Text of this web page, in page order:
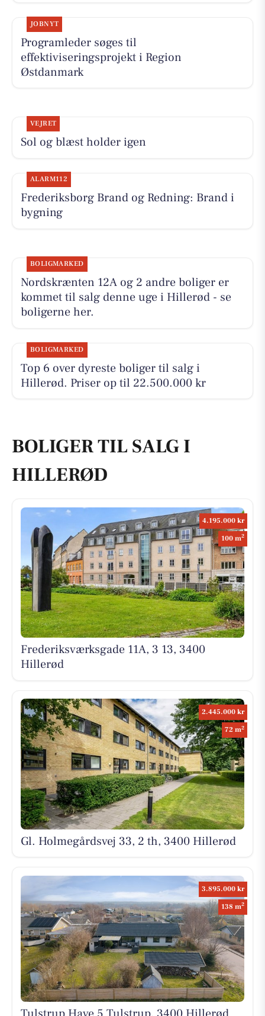
JOBNYT
Programleder søges til
effektiviseringsprojekt i Region
Østdanmark
VEJRET
Sol og blæst holder igen
ALARM112
Frederiksborg Brand og Redning: Brand i
bygning
BOLIGMARKED
Nordskrænten 12A og 2 andre boliger er
kommet til salg denne uge i Hillerød - se
boligerne her.
BOLIGMARKED
Top 6 over dyreste boliger til salg i
Hillerød. Priser op til 22.500.000 kr
BOLIGER TIL SALG I
HILLERØD
4.195.000 kr
100 m2
Frederiksværksgade 11A, 3 13, 3400
Hillerød
2.445.000 kr
72 m2
Gl. Holmegårdsvej 33, 2 th, 3400 Hillerød
3.895.000 kr
138 m2